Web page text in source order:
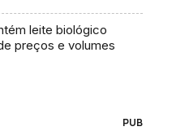
leite biológico
preços e volumes
PUB